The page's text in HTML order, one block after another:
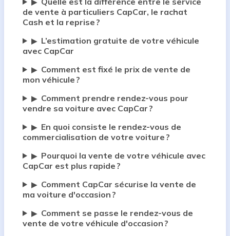
▶
de vente à particuliers CapCar, le rachat
Cash et la reprise ?
▶ L’estimation gratuite de votre véhicule
avec CapCar
▶ Comment est fixé le prix de vente de
mon véhicule ?
▶ Comment prendre rendez-vous pour
vendre sa voiture avec CapCar ?
▶ En quoi consiste le rendez-vous de
commercialisation de votre voiture ?
▶ Pourquoi la vente de votre véhicule avec
CapCar est plus rapide ?
▶ Comment CapCar sécurise la vente de
ma voiture d'occasion ?
▶ Comment se passe le rendez-vous de
vente de votre véhicule d'occasion ?